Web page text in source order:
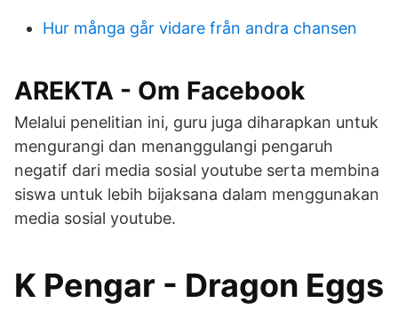
Hur många går vidare från andra chansen
AREKTA - Om Facebook
Melalui penelitian ini, guru juga diharapkan untuk
mengurangi dan menanggulangi pengaruh
negatif dari media sosial youtube serta membina
siswa untuk lebih bijaksana dalam menggunakan
media sosial youtube.
K Pengar - Dragon Eggs